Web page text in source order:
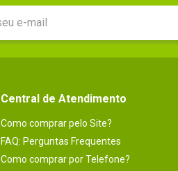
Central de Atendimento
Como comprar pelo Site?
FAQ: Perguntas Frequentes
Como comprar por Telefone?